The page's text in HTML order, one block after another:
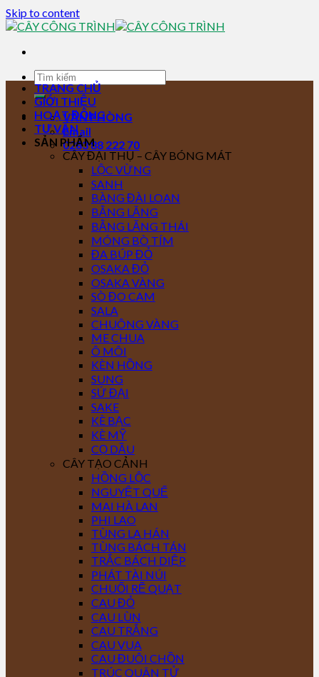
Skip to content
VĂN PHÒNG
Email
0283 88 222 70
TRANG CHỦ
GIỚI THIỆU
HOẠT ĐỘNG
TƯ VẤN
SẢN PHẨM
CÂY ĐẠI THỤ – CÂY BÓNG MÁT
LỘC VỪNG
SANH
BÀNG ĐÀI LOAN
BẰNG LĂNG
BẰNG LĂNG THÁI
MÓNG BÒ TÍM
ĐA BÚP ĐỎ
OSAKA ĐỎ
OSAKA VÀNG
SÒ ĐO CAM
SALA
CHUÔNG VÀNG
ME CHUA
Ô MÔI
KÈN HỒNG
SUNG
SỨ ĐẠI
SAKE
KÈ BẠC
KÈ MỸ
CỌ DẦU
CÂY TẠO CẢNH
HỒNG LỘC
NGUYỆT QUẾ
MAI HÀ LAN
PHI LAO
TÙNG LA HÁN
TÙNG BÁCH TÁN
TRẮC BÁCH DIỆP
PHÁT TÀI NÚI
CHUỐI RẼ QUẠT
CAU ĐỎ
CAU LÙN
CAU TRẮNG
CAU VUA
CAU ĐUÔI CHỒN
TRÚC QUÂN TỬ